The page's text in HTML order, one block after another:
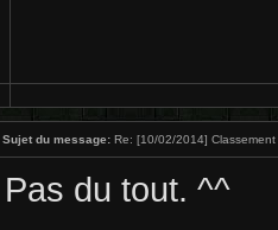
Sujet du message: Re: [10/02/2014]
Pas du tout. ^^